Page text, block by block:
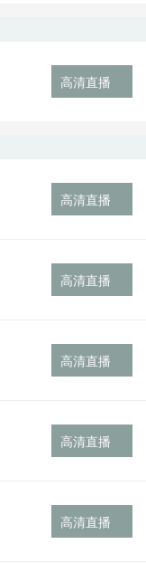
高清直播
高清直播
高清直播
高清直播
高清直播
高清直播